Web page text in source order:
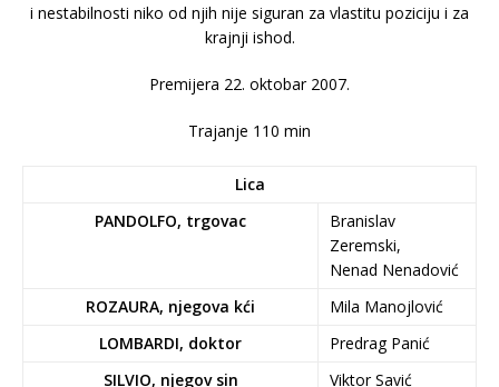
i nestabilnosti niko od njih nije siguran za vlastitu poziciju i za
krajnji ishod.
Premijera 22. oktobar 2007.
Trajanje 110 min
Lica
PANDOLFO, trgovac
Branislav
Zeremski,
Nenad Nenadović
ROZAURA, njegova kći
Mila Manojlović
LOMBARDI, doktor
Predrag Panić
SILVIO, njegov sin
Viktor Savić